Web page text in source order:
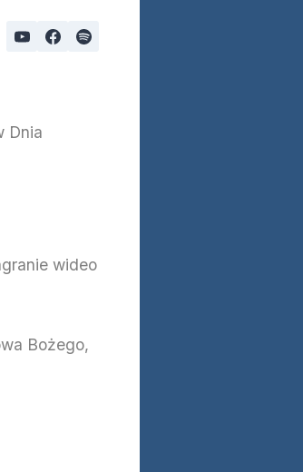
Dnia
wideo
Bożego,